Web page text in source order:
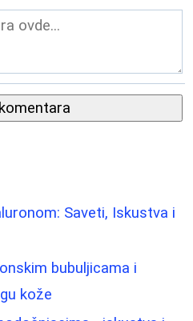
Saveti, Iskustva i
bubuljicama i
kože